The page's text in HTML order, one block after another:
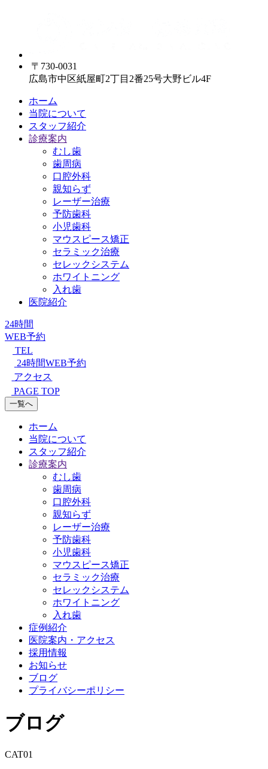
〒730-0031
広島市中区紙屋町2丁目2番25号大野ビル4F
ホーム
当院について
スタッフ紹介
診療案内
むし歯
歯周病
口腔外科
親知らず
レーザー治療
予防歯科
小児歯科
マウスピース矯正
セラミック治療
セレックシステム
ホワイトニング
入れ歯
医院紹介
24時間
WEB予約
TEL
24時間WEB予約
アクセス
PAGE TOP
一覧へ
ホーム
当院について
スタッフ紹介
診療案内
むし歯
歯周病
口腔外科
親知らず
レーザー治療
予防歯科
小児歯科
マウスピース矯正
セラミック治療
セレックシステム
ホワイトニング
入れ歯
症例紹介
医院案内・アクセス
採用情報
お知らせ
ブログ
プライバシーポリシー
ブログ
CAT01